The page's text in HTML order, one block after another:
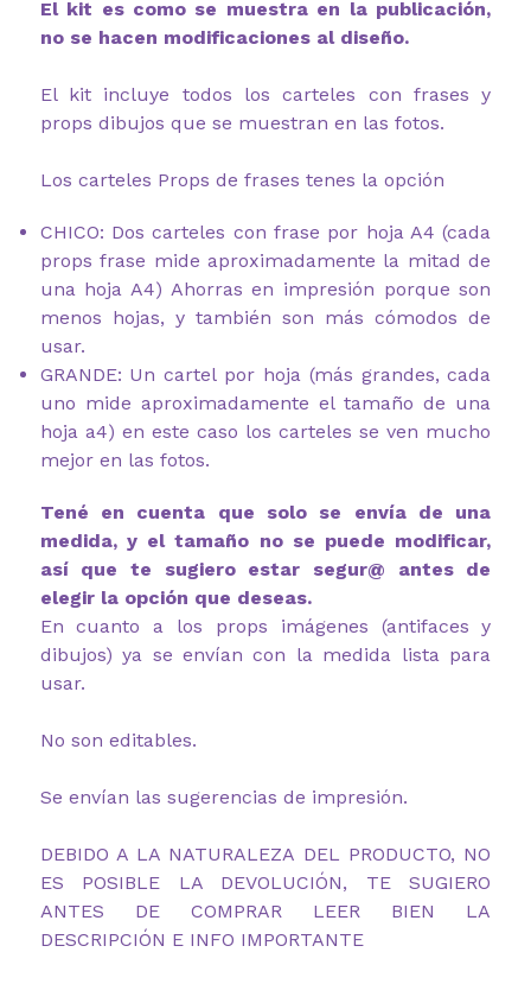
El kit es como se muestra en la publicación,
no se hacen modificaciones al diseño.
El kit incluye todos los carteles con frases y
props dibujos que se muestran en las fotos.
Los carteles Props de frases tenes la opción
CHICO: Dos carteles con frase por hoja A4 (cada
props frase mide aproximadamente la mitad de
una hoja A4) Ahorras en impresión porque son
menos hojas, y también son más cómodos de
usar.
GRANDE: Un cartel por hoja (más grandes, cada
uno mide aproximadamente el tamaño de una
hoja a4) en este caso los carteles se ven mucho
mejor en las fotos.
Tené en cuenta que solo se envía de una
medida, y el tamaño no se puede modificar,
así que te sugiero estar segur@ antes de
elegir la opción que deseas.
En cuanto a los props imágenes (antifaces y
dibujos) ya se envían con la medida lista para
usar.
No son editables.
Se envían las sugerencias de impresión.
DEBIDO A LA NATURALEZA DEL PRODUCTO, NO
ES POSIBLE LA DEVOLUCIÓN, TE SUGIERO
ANTES DE COMPRAR LEER BIEN LA
DESCRIPCIÓN E INFO IMPORTANTE